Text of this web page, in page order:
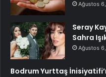
Ağustos
Seray
Sahra
Ağustos
Bodrum Yurttaş